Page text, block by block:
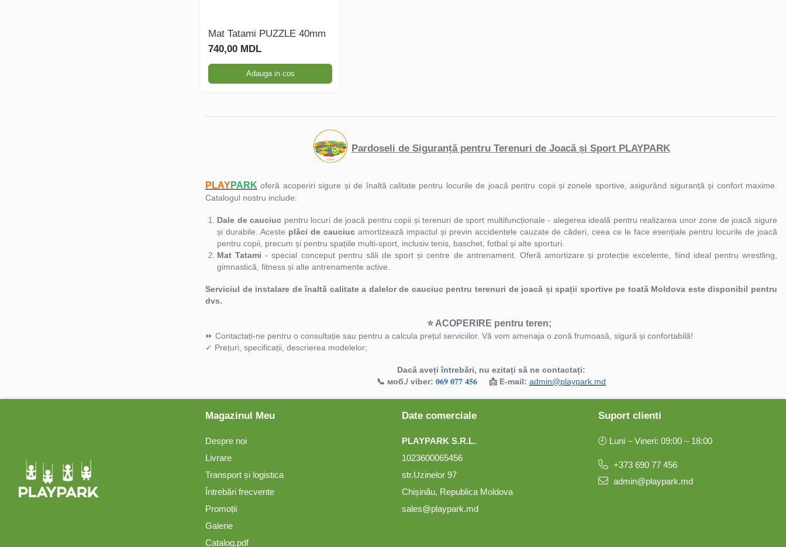
Accesorii / Componente
Mat Tatami PUZZLE 40mm
740,00 MDL
Adauga in cos
Pardoseli de Siguranță pentru Terenuri de Joacă și Sport PLAYPARK
PLAYPARK oferă acoperiri sigure și de înaltă calitate pentru locurile de joacă pentru copii și zonele sportive, asigurând siguranță și confort maxime.
Catalogul nostru include:
Dale de cauciuc pentru locuri de joacă pentru copii și terenuri de sport multifuncționale - alegerea ideală pentru realizarea unor zone de joacă sigure
și durabile. Aceste plăci de cauciucamortizează impactul și previn accidentele cauzate de căderi, ceea ce le face esențiale pentru locurile de joacă
pentru copii, precum și pentru spațiile multi-sport, inclusiv tenis, baschet, fotbal și alte sporturi.
Mat Tatami- special conceput pentru săli de sport și centre de antrenament. Oferă amortizare și protecție excelente, fiind ideal pentru wrestling,
gimnastică, fitness și alte antrenamente active.
Serviciul de instalare de înaltă calitate a dalelor de cauciuc pentru terenuri de joacă și spații sportive pe toată Moldova este disponibil pentru
dvs.
⭐️ ACOPERIRE pentru teren;
⏩ Contactați-ne pentru o consultație sau pentru a calcula prețul serviciilor. Vă vom amenaja o zonă frumoasă, sigură și confortabilă!
✓ Prețuri, specificații, descrierea modelelor;
Dacă aveți întrebări, nu ezitați să ne contactați:
📞 моб./ viber: 𝟎𝟔𝟗 𝟎𝟕𝟕 𝟒𝟓𝟔 📩 E-mail: admin@playpark.md
Magazinul Meu
Despre noi
Livrare
Transport și logistica
Întrebări frecvente
Promoții
Galerie
Catalog.pdf
Date comerciale
PLAYPARK S.R.L.
1023600065456
str.Uzinelor 97
Chișinău, Republica Moldova
sales@playpark.md
Suport clienti
🕘 Luni – Vineri: 09:00 – 18:00
+373 690 77 456
admin@playpark.md